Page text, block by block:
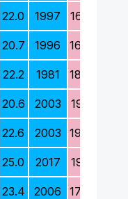
22.0 1997 16.5
20.7 1996 16.7
22.2 1981 18.0
20.6 2003 19.1
22.6 2003 19.0
25.0 2017 19.1
23.4 2006 17.4